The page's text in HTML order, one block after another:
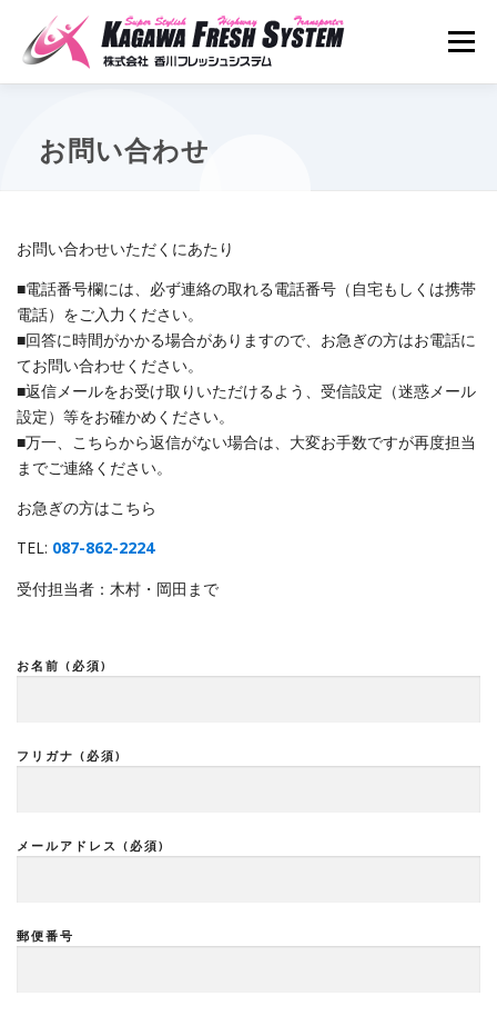
ン
メニュ
お問い合わせ
お問い合わせいただくにあたり
■電話番号欄には、必ず連絡の取れる電話番号（自宅もしくは携帯
電話）をご入力ください。
■回答に時間がかかる場合がありますので、お急ぎの方はお電話に
てお問い合わせください。
■返信メールをお受け取りいただけるよう、受信設定（迷惑メール
設定）等をお確かめください。
■万一、こちらから返信がない場合は、大変お手数ですが再度担当
までご連絡ください。
お急ぎの方はこちら
TEL: 087-862-2224
受付担当者：木村・岡田まで
お名前 (必須)
フリガナ (必須)
メールアドレス (必須)
郵便番号